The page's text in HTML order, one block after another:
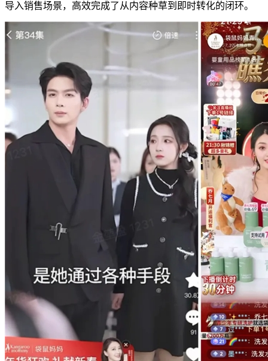
导入销售场景，高效完成了从内容种草到即时转化的闭环。